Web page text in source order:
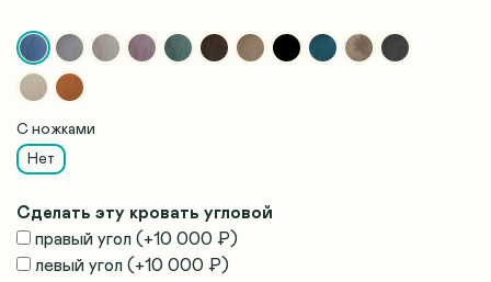
С ножками
Нет
Сделать эту кровать угловой
правый угол (+10 000 ₽)
левый угол (+10 000 ₽)